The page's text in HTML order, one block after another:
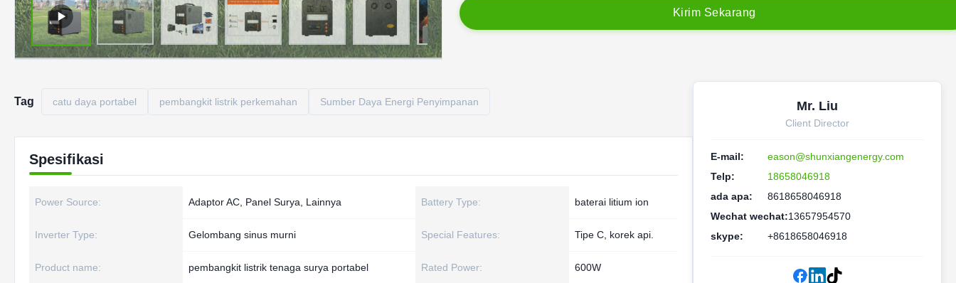
Kirim Sekarang
Tag catu daya portabel pembangkit listrik perkemahan Sumber Daya Energi Penyimpanan
Spesifikasi
Power Source: Adaptor AC, Panel Surya, Lainnya Battery Type: baterai litium ion
Inverter Type: Gelombang sinus murni Special Features: Tipe C, korek api.
Product name: pembangkit listrik tenaga surya portabel Rated Power: 600W
Mr. Liu
Client Director
E-mail:
eason@shunxiangenergy.com
Telp:
18658046918
ada apa:
8618658046918
Wechat wechat:13657954570
skype:
+8618658046918